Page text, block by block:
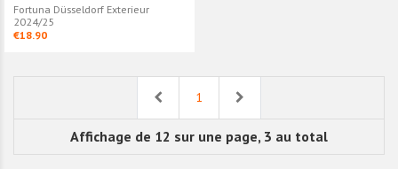
Fortuna Düsseldorf Exterieur
2024/25
€18.90
Previous1
Affichage de 12 sur une page, 3 au total